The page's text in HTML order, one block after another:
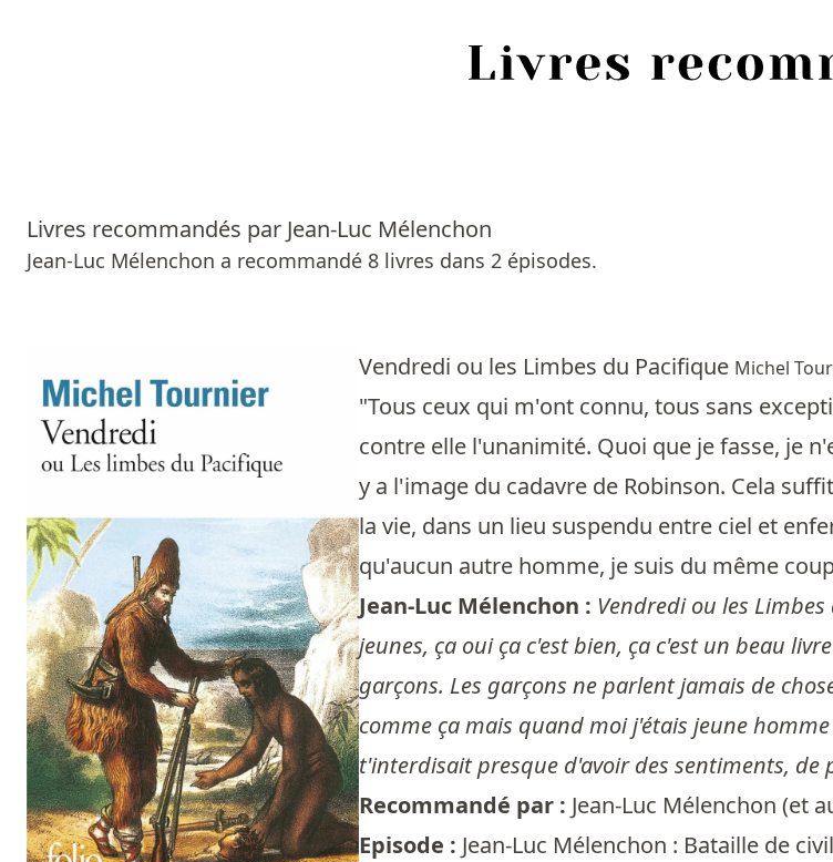
Livres recommandés par Jean-Luc Mélenchon
Jean-Luc Mélenchon a recommandé 8 livres dans 2 épisodes.
Vendredi ou les Limbes du Pacifique Michel
"Tous ceux qui m'ont connu, tous sans
contre elle l'unanimité. Quoi que je fasse, je
y a l'image du cadavre de Robinson. Cela
la vie, dans un lieu suspendu entre ciel et
qu'aucun autre homme, je suis du même
Jean-Luc Mélenchon : Vendredi ou les
jeunes, ça oui ça c'est bien, ça c'est un beau
garçons. Les garçons ne parlent jamais de
comme ça mais quand moi j'étais jeune
t'interdisait presque d'avoir des sentiments, de
Recommandé par : Jean-Luc Mélenchon (et
Episode : Jean-Luc Mélenchon : Bataille de
Sources
Livres les plus recommandés
Prix littéraires